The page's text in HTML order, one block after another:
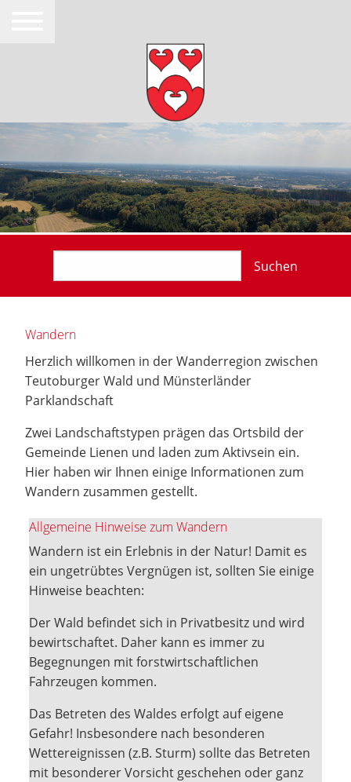
Suchen
Wandern
Herzlich willkomen in der Wanderregion zwischen
Teutoburger Wald und Münsterländer
Parklandschaft
Zwei Landschaftstypen prägen das Ortsbild der
Gemeinde Lienen und laden zum Aktivsein ein.
Hier haben wir Ihnen einige Informationen zum
Wandern zusammen gestellt.
Allgemeine Hinweise zum Wandern
Wandern ist ein Erlebnis in der Natur! Damit es
ein ungetrübtes Vergnügen ist, sollten Sie einige
Hinweise beachten:
Der Wald befindet sich in Privatbesitz und wird
bewirtschaftet. Daher kann es immer zu
Begegnungen mit forstwirtschaftlichen
Fahrzeugen kommen.
Das Betreten des Waldes erfolgt auf eigene
Gefahr! Insbesondere nach besonderen
Wettereignissen (z.B. Sturm) sollte das Betreten
mit besonderer Vorsicht geschehen oder ganz